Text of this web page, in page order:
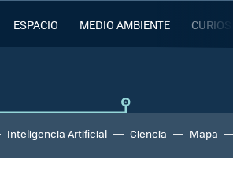
ESPACIO MEDIO AMBIENTE
Inteligencia Artificial Ciencia Mapa